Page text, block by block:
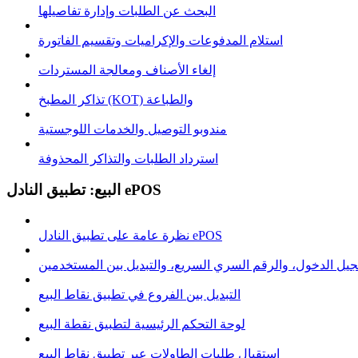
البحث عن الطلبات وإدارة تفاصيلها
استلام المدفوعات والإكراميات وتقسيم الفاتورة
إلغاء الأصناف ومعالجة المستردات
تذاكر المطبخ (KOT) والطباعة
مندوبو التوصيل والخدمات اللوجستية
استرداد الطلبات والتذاكر المحذوفة
البيع: تطبيق النادل ePOS
نظرة عامة على تطبيق النادل ePOS
الدخول، والرقم السري السريع، والتبديل بين المستخدمين
التبديل بين الفروع في تطبيق نقاط البيع
لوحة التحكم الرئيسية لتطبيق نقطة البيع
استقبال طلبات الطاولات عبر تطبيق نقاط البيع